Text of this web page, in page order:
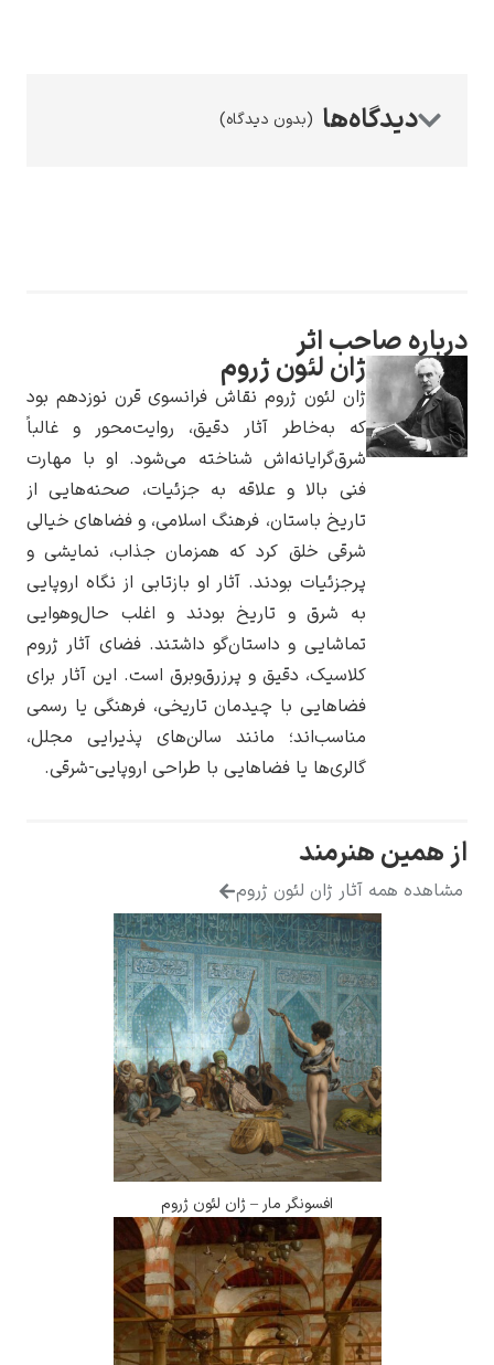
پیر آگوست رنوآر
پرفروش‌ترین
(بدون دیدگاه)
صاحب اثر
ژان لئون ژروم
ژان لئون ژروم نقاش فرانسوی قرن نوزدهم بود
که به‌خاطر آثار دقیق، روایت‌محور و غالباً
شرق‌گرایانه‌اش شناخته می‌شود. او با مهارت
فنی بالا و علاقه به جزئیات، صحنه‌هایی از
تاریخ باستان، فرهنگ اسلامی، و فضاهای خیالی
شرقی خلق کرد که همزمان جذاب، نمایشی و
پرجزئیات بودند. آثار او بازتابی از نگاه اروپایی
به شرق و تاریخ بودند و اغلب حال‌وهوایی
تماشایی و داستان‌گو داشتند. فضای آثار ژروم
کلاسیک، دقیق و پرزرق‌وبرق است. این آثار برای
فضاهایی با چیدمان تاریخی، فرهنگی یا رسمی
مناسب‌اند؛ مانند سالن‌های پذیرایی مجلل،
گالری‌ها یا فضاهایی با طراحی اروپایی-شرقی.
هنرمند
آثار ژان لئون ژروم
افسونگر مار – ژان لئون ژروم